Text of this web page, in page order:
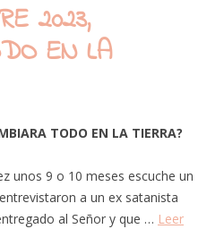
2023,
EN LA
TODO EN LA TIERRA?
unos 9 o 10 meses escuche un
a un ex satanista
al Señor y que … Leer